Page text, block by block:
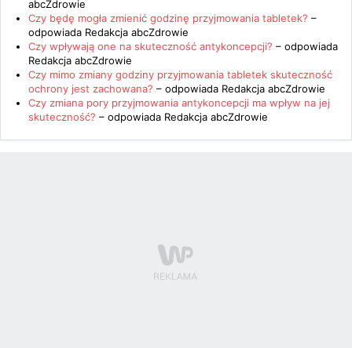
abcZdrowie
Czy będę mogła zmienić godzinę przyjmowania tabletek? –
odpowiada Redakcja abcZdrowie
Czy wpływają one na skuteczność antykoncepcji? – odpowiada
Redakcja abcZdrowie
Czy mimo zmiany godziny przyjmowania tabletek skuteczność
ochrony jest zachowana? – odpowiada Redakcja abcZdrowie
Czy zmiana pory przyjmowania antykoncepcji ma wpływ na jej
skuteczność? – odpowiada Redakcja abcZdrowie